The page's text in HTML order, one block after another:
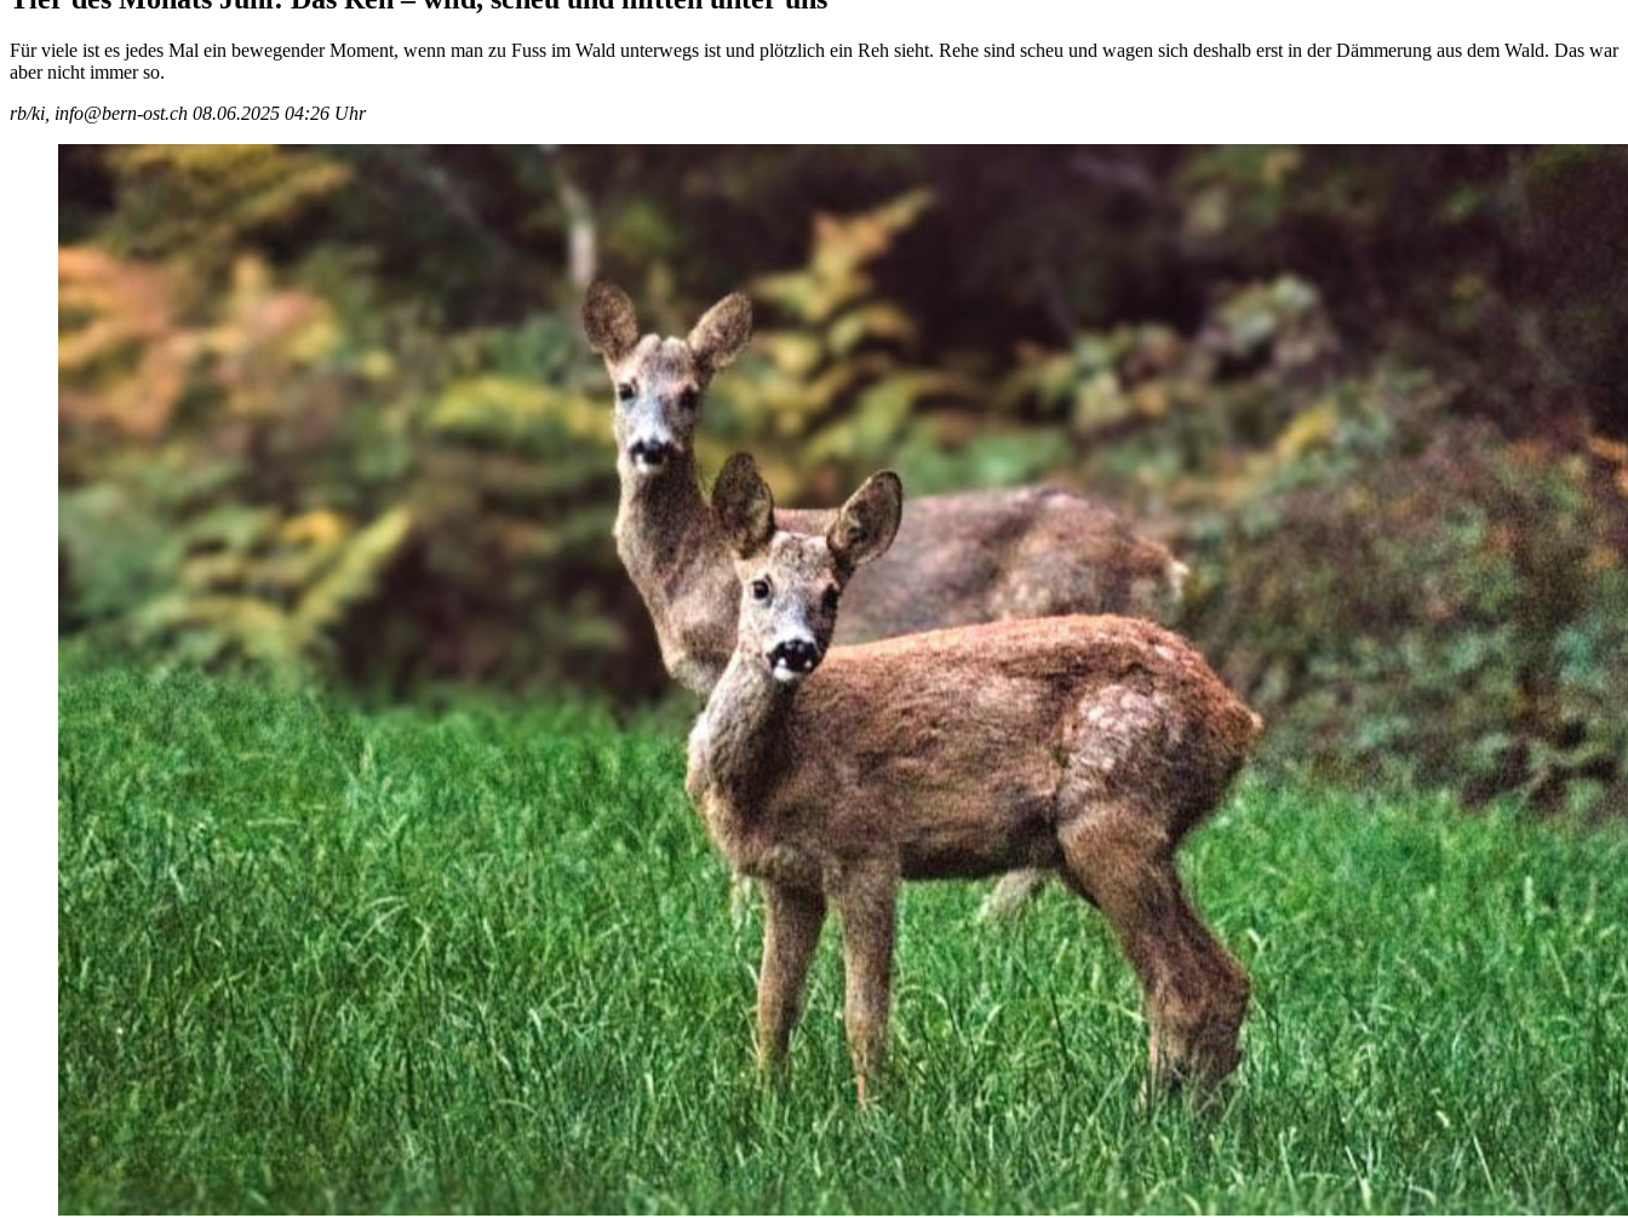
Für viele ist es jedes Mal ein bewegender Moment, wenn man zu Fuss im Wald unterwegs ist und plötzlich ein Reh sieht. Rehe sind scheu und wagen sich deshalb erst in der Dämmerung aus dem Wald. Das war
aber nicht immer so.
rb/ki, info@bern-ost.ch 08.06.2025 04:26 Uhr